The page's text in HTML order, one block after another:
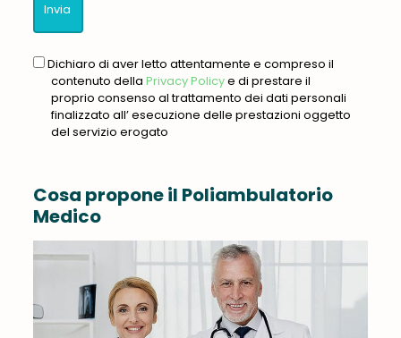
gdpr
Dichiaro di aver letto attentamente e compreso il
contenuto della Privacy Policye di prestare il
proprio consenso al trattamento dei dati personali
finalizzato all’ esecuzione delle prestazioni oggetto
del servizio erogato
Cosa propone il Poliambulatorio
Medico